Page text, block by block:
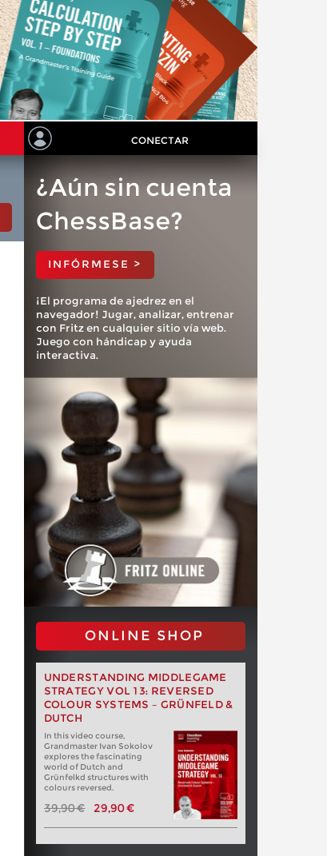
CONECTAR
¿Aún sin cuenta
ChessBase?
INFÓRMESE >
¡El programa de ajedrez en el
navegador! Jugar, analizar, entrenar
con Fritz en cualquier sitio vía web.
Juego con hándicap y ayuda
interactiva.
ONLINE SHOP
UNDERSTANDING MIDDLEGAME
STRATEGY VOL 13: REVERSED
COLOUR SYSTEMS – GRÜNFELD &
DUTCH
In this video course,
Grandmaster Ivan Sokolov
explores the fascinating
world of Dutch and
Grünfelkd structures with
colours reversed.
39,90 € 29,90 €